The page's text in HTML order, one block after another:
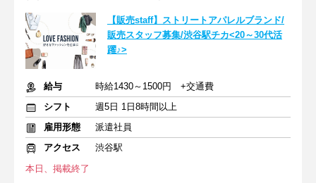
【販売staff】ストリートアパレルブランド/
販売スタッフ募集/渋谷駅チカ<20～30代活
躍♪>
給与
時給1430～1500円 +交通費
シフト
週5日 1日8時間以上
雇用形態
派遣社員
アクセス
渋谷駅
本日、掲載終了